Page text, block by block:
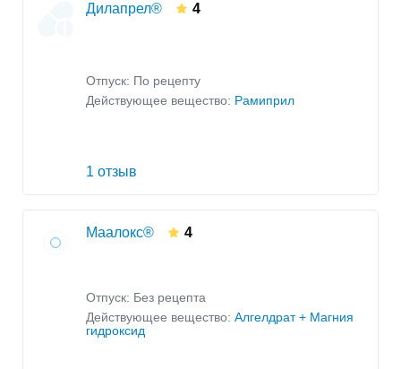
Дилапрел® 4
Отпуск: По рецепту
Действующее вещество: Рамиприл
1 отзыв
Маалокс® 4
Отпуск: Без рецепта
Действующее вещество: Алгелдрат + Магния
гидроксид